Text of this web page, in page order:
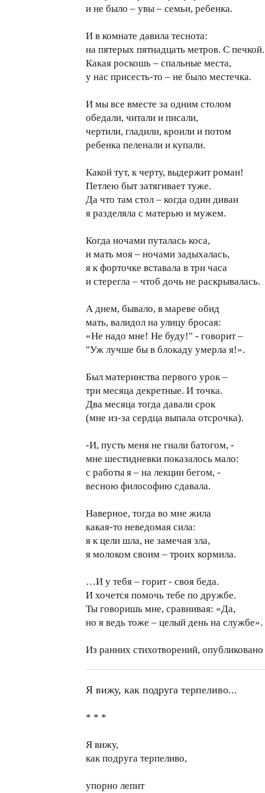
и не было – увы – семьи, ребенка.
И в комнате давила теснота:
на пятерых пятнадцать метров. С печкой.
Какая роскошь – спальные места,
у нас присесть-то – не было местечка.
И мы все вместе за одним столом
обедали, читали и писали,
чертили, гладили, кроили и потом
ребенка пеленали и купали.
Какой тут, к черту, выдержит роман!
Петлею быт затягивает туже.
Да что там стол – когда один диван
я разделяла с матерью и мужем.
Когда ночами путалась коса,
и мать моя – ночами задыхалась,
я к форточке вставала в три часа
и стерегла – чтоб дочь не раскрывалась.
А днем, бывало, в мареве обид
мать, валидол на улицу бросая:
«Не надо мне! Не буду!" - говорит –
"Уж лучше бы в блокаду умерла я!».
Был материнства первого урок –
три месяца декретные. И точка.
Два месяца тогда давали срок
(мне из-за сердца выпала отсрочка).
-И, пусть меня не гнали батогом, -
мне шестидневки показалось мало:
с работы я – на лекции бегом, -
весною философию сдавала.
Наверное, тогда во мне жила
какая-то неведомая сила:
я к цели шла, не замечая зла,
я молоком своим – троих кормила.
…И у тебя – горит - своя беда.
И хочется помочь тебе по дружбе.
Ты говоришь мне, сравнивая: «Да,
но я ведь тоже – целый день на службе».
Из ранних стихотворений, опубликовано
Я вижу, как подруга терпеливо...
* * *
Я вижу,
как подруга терпеливо,
упорно лепит